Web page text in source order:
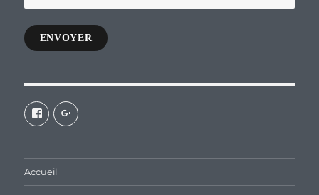
e-
mail
ENVOYER
Voir
le
profil
Facebook
Voir
le
Accueil